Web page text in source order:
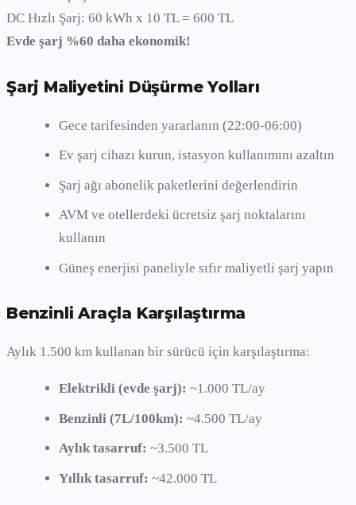
DC Hızlı Şarj: 60 kWh x 10 TL = 600 TL
Evde şarj %60 daha ekonomik!
Şarj Maliyetini Düşürme Yolları
Gece tarifesinden yararlanın (22:00-06:00)
Ev şarj cihazı kurun, istasyon kullanımını azaltın
Şarj ağı abonelik paketlerini değerlendirin
AVM ve otellerdeki ücretsiz şarj noktalarını
kullanın
Güneş enerjisi paneliyle sıfır maliyetli şarj yapın
Benzinli Araçla Karşılaştırma
Aylık 1.500 km kullanan bir sürücü için karşılaştırma:
Elektrikli (evde şarj): ~1.000 TL/ay
Benzinli (7L/100km): ~4.500 TL/ay
Aylık tasarruf: ~3.500 TL
Yıllık tasarruf: ~42.000 TL